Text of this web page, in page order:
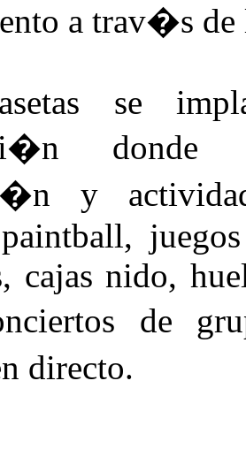
a trav�s
se
y
cajas nido,
de
directo.